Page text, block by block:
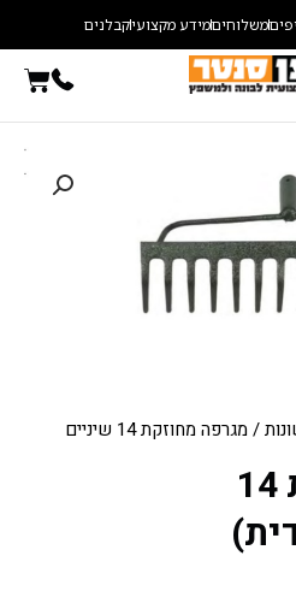
משלוחיםמידע מקצועיקבלנים
/ מגרפה מחוזקת 14 שיניים
מגרפה מחוזקת 14